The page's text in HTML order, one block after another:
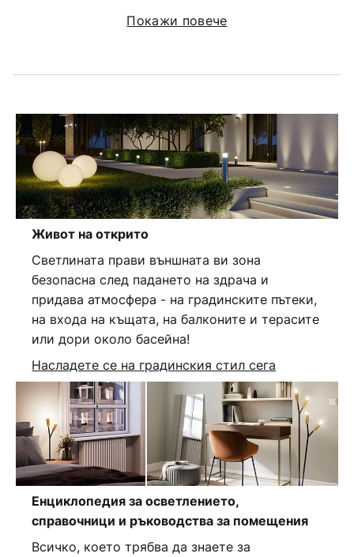
Покажи повече
Живот на открито
Светлината прави външната ви зона
безопасна след падането на здрача и
придава атмосфера - на градинските пътеки,
на входа на къщата, на балконите и терасите
или дори около басейна!
Насладете се на градинския стил сега
Енциклопедия за осветлението,
справочници и ръководства за помещения
Всичко, което трябва да знаете за